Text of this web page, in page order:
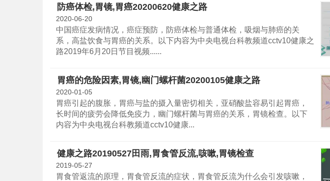
防癌体检,胃镜,胃癌20200620健康之路
2020-06-20
中国癌症发病情况，癌症预防，防癌体检与普通体检，吸烟与肺癌的关
系，高盐饮食与胃癌的关系。以下内容为中央电视台科教频道cctv10健康之
路2019年6月20日节目视频......
胃癌的危险因素,胃镜,幽门螺杆菌20200105健康之路
2020-01-05
胃癌引起的腹胀，胃癌与盐的摄入量密切相关，亚硝酸盐容易引起胃癌，
长时间的疲劳会降低免疫力，幽门螺杆菌与胃癌的关系，胃镜检查。以下
内容为中央电视台科教频道cctv10健康...
健康之路20190527田雨,胃食管反流,咳嗽,胃镜检查
2019-05-27
胃食管返流的原理，胃食管反流的症状，胃食管反流为什么会引发咳嗽，